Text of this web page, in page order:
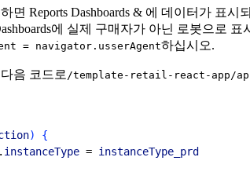
면 Reports Dashboards & 에 데이터가 표
에 실제 구매자가 아닌 로봇으로
= navigator.usserAgent하십시오.
음 코드로 /template-retail-react-app/
)
{
. instanceType = instanceType_prd